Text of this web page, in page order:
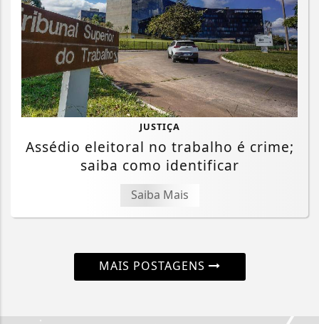
JUSTIÇA
Assédio eleitoral no trabalho é crime;
saiba como identificar
Saiba Mais
MAIS POSTAGENS